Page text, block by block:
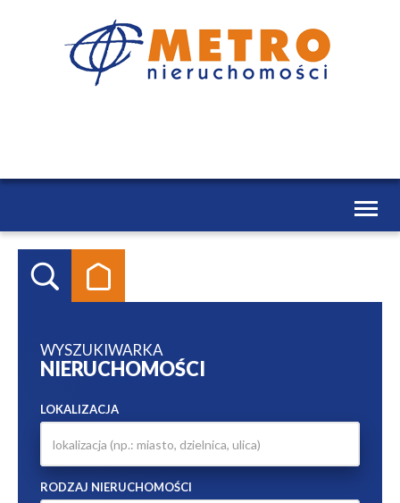
Toggle
WYSZUKIWARKA
NIERUCHOMOŚCI
LOKALIZACJA
RODZAJ NIERUCHOMOŚCI